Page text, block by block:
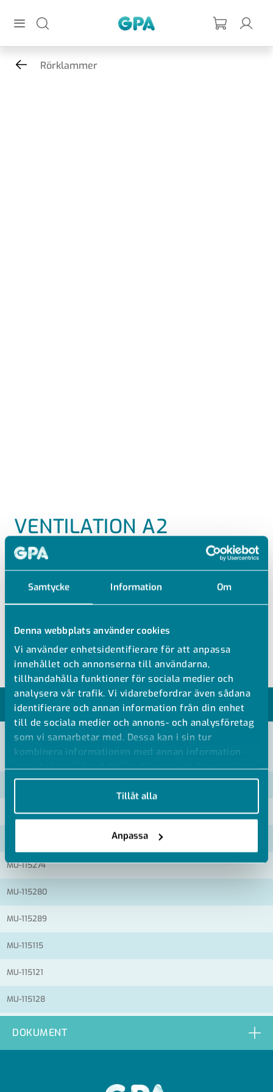
Samtycke Information Om
Denna webbplats använder cookies
Vi använder enhetsidentifierare för att anpassa
innehållet och annonserna till användarna,
tillhandahålla funktioner för sociala medier och
analysera vår trafik. Vi vidarebefordrar även sådana
identifierare och annan information från din enhet
till de sociala medier och annons- och analysföretag
som vi samarbetar med. Dessa kan i sin tur
kombinera informationen med annan information
som du har tillhandahållit eller som de har samlat in
när du har använt deras tjänster.
Tillåt alla
Anpassa
Rörklammer
VENTILATION A2
FÖR SPIRO-RÖR
Passar spirorör/spiralrör
Ljudreduktion: Upp till 18dB
MODELLER
VISA ALLA MÅTT +
MU-115459
MU-115274
MU-115280
MU-115289
MU-115115
MU-115121
MU-115128
MU-115146
DOKUMENT